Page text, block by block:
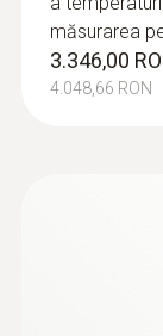
măsurarea
3.346,00
4.048,66 RON